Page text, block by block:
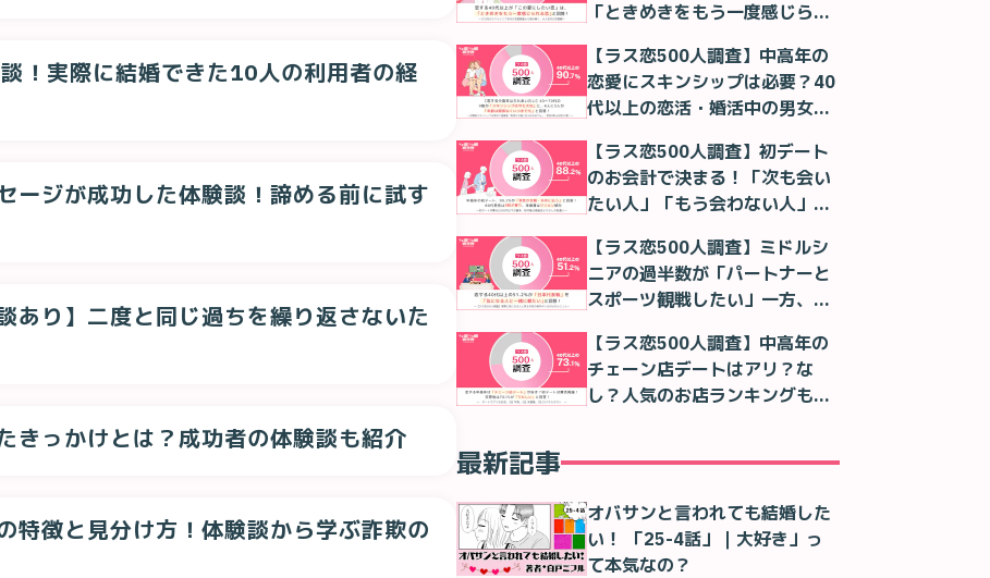
！実際に結婚できた10人の利用者の経
ージが成功した体験談！諦める前に試す
あり】二度と同じ過ちを繰り返さないた
きっかけとは？成功者の体験談も紹介
特徴と見分け方！体験談から学ぶ詐欺の
「ときめきをもう一度感じられ
【ラス恋500人調査】中高年の
恋愛にスキンシップは必要？40
代以上の恋活・婚活中の男女の
【ラス恋500人調査】初デート
のお会計で決まる！「次も会い
たい人」「もう会わない人」が
【ラス恋500人調査】ミドルシ
ニアの過半数が「パートナーと
スポーツ観戦したい」一方、実
【ラス恋500人調査】中高年の
チェーン店デートはアリ？な
し？人気のお店ランキングも紹
最新記事
オバサンと言われても結婚した
い！ 「25-4話」｜大好き」っ
て本気なの？